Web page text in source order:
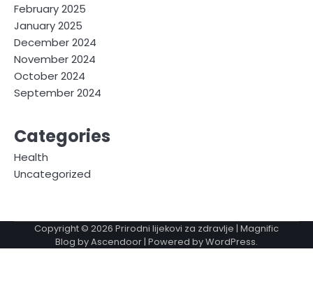
February 2025
January 2025
December 2024
November 2024
October 2024
September 2024
Categories
Health
Uncategorized
Copyright © 2026 Prirodni lijekovi za zdravlje | Magnific
Blog byAscendoor| Powered byWordPress.